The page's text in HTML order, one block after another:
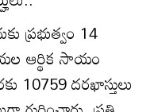
ప్రభుత్వం 14
ఆర్థిక సాయం
దరఖాస్తులు